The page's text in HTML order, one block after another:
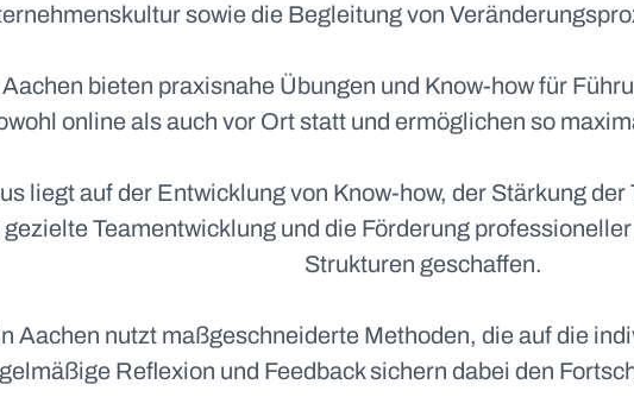
sowie die Begleitung von
bieten praxisnahe Übungen und Know-how für
online als auch vor Ort statt und ermöglichen so
liegt auf der Entwicklung von Know-how, der Stärkung
Teamentwicklung und die Förderung
Strukturen geschaffen.
Aachen nutzt maßgeschneiderte Methoden, die auf die
Reflexion und Feedback sichern dabei den